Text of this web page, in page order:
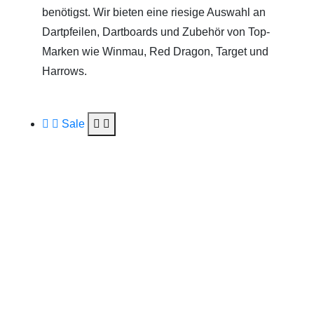
benötigst. Wir bieten eine riesige Auswahl an
Dartpfeilen, Dartboards und Zubehör von Top-
Marken wie Winmau, Red Dragon, Target und
Harrows.
Sale